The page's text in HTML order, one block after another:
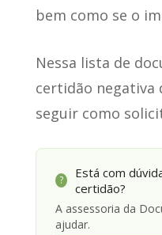
bem como se o
Nessa lista de
certidão negativa
seguir como
?
Está com
certidão?
A assessoria da
ajudar.